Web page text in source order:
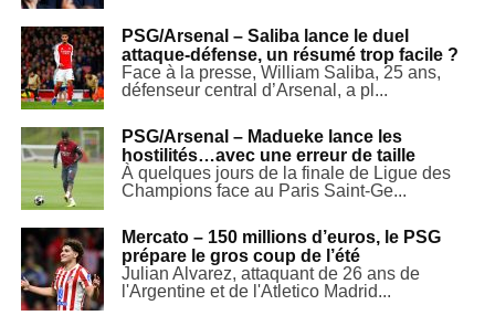
PSG/Arsenal – Saliba lance le duel
attaque-défense, un résumé trop facile ?
Face à la presse, William Saliba, 25 ans,
défenseur central d’Arsenal, a pl...
PSG/Arsenal – Madueke lance les
hostilités…avec une erreur de taille
À quelques jours de la finale de Ligue des
Champions face au Paris Saint-Ge...
Mercato – 150 millions d’euros, le PSG
prépare le gros coup de l’été
Julian Alvarez, attaquant de 26 ans de
l'Argentine et de l'Atletico Madrid...